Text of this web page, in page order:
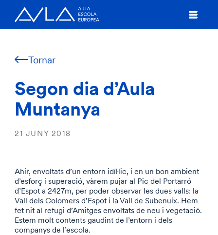
Tornar
Segon dia d’Aula
Muntanya
21 JUNY 2018
Ahir, envoltats d’un entorn idíl·lic, i en un bon ambient
d’esforç i superació, vàrem pujar al Pic del Portarró
d’Espot a 2427m, per poder observar les dues valls: la
Vall dels Colomers d’Espot i la Vall de Subenuix. Hem
fet nit al refugi d’Amitges envoltats de neu i vegetació.
Estem molt contents gaudint de l’entorn i dels
companys de l’escola.